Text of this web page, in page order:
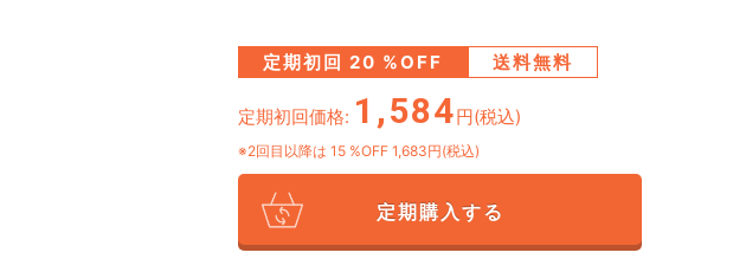
定期初回 20 %OFF 送料無料
定期初回価格: 1,584円(税込)
※2回目以降は 15 %OFF 1,683円(税込)
定期購入する